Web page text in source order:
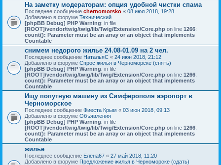
На заметку модераторам: опция удобной чистки спама
Последнее сообщение chernomorsko « 08 июл 2018, 19:28
Добавлено в форуме Технический
[phpBB Debug] PHP Warning: in file
[ROOT]/vendor/twig/twig/lib/Twig/Extension/Core.php on line 1266:
count(): Parameter must be an array or an object that implements
Countable
снимем недорого жилье 24.08-01.09 на 2 чел.
Последнее сообщение НатальяС « 24 июн 2018, 21:12
Добавлено в форуме Спрос жилья в Черноморске (снять)
[phpBB Debug] PHP Warning: in file
[ROOT]/vendor/twig/twig/lib/Twig/Extension/Core.php on line 1266:
count(): Parameter must be an array or an object that implements
Countable
Ищу попутную машину из Симферополя аэропорт в
Черноморское
Последнее сообщение Фиеста Крым « 03 июн 2018, 09:13
Добавлено в форуме Объявления
[phpBB Debug] PHP Warning: in file
[ROOT]/vendor/twig/twig/lib/Twig/Extension/Core.php on line 1266:
count(): Parameter must be an array or an object that implements
Countable
жилье
Последнее сообщение Елена67 « 27 май 2018, 11:20
Добавлено в форуме Предложение жилья в Черноморске (сдать)